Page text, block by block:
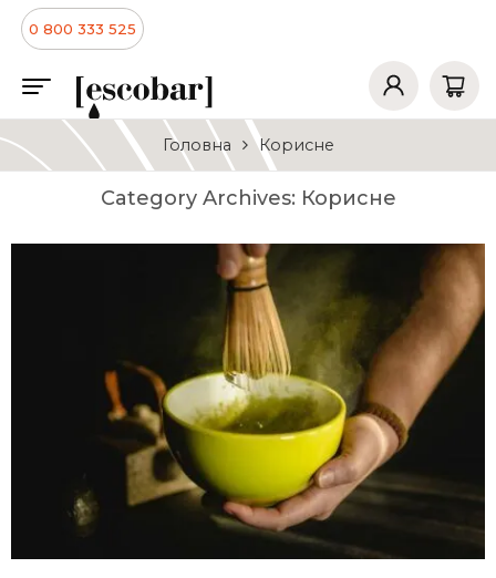
0 800 333 525
Головна Корисне
Category Archives: Корисне